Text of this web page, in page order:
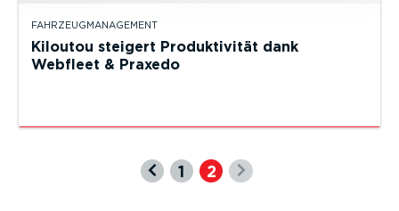
FAHRZEUGMANAGEMENT
Kiloutou steigert Produktivität dank
Webfleet & Praxedo
1 2